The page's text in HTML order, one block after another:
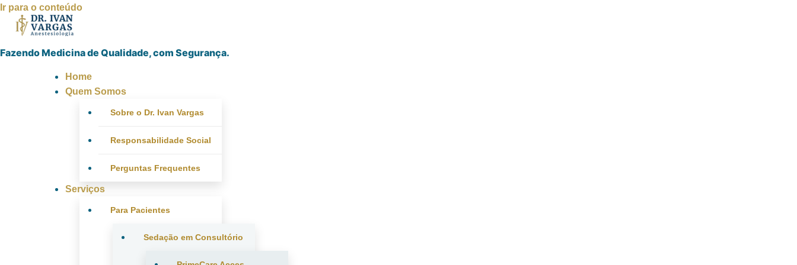
Ir para o conteúdo
Fazendo Medicina de Qualidade, com Segurança.
Home
Quem Somos
Sobre o Dr. Ivan Vargas
Responsabilidade Social
Perguntas Frequentes
Serviços
Para Pacientes
Sedação em Consultório